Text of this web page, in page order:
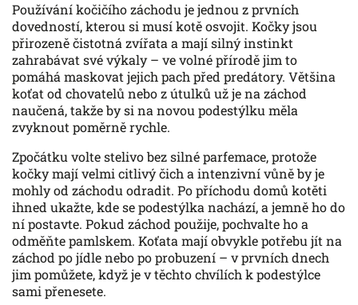
Používání kočičího záchodu je jednou z prvních
dovedností, kterou si musí kotě osvojit. Kočky jsou
přirozeně čistotná zvířata a mají silný instinkt
zahrabávat své výkaly – ve volné přírodě jim to
pomáhá maskovat jejich pach před predátory. Většina
koťat od chovatelů nebo z útulků už je na záchod
naučená, takže by si na novou podestýlku měla
zvyknout poměrně rychle.
Zpočátku volte stelivo bez silné parfemace, protože
kočky mají velmi citlivý čich a intenzivní vůně by je
mohly od záchodu odradit. Po příchodu domů kotěti
ihned ukažte, kde se podestýlka nachází, a jemně ho do
ní postavte. Pokud záchod použije, pochvalte ho a
odměňte pamlskem. Koťata mají obvykle potřebu jít na
záchod po jídle nebo po probuzení – v prvních dnech
jim pomůžete, když je v těchto chvílích k podestýlce
sami přenesete.